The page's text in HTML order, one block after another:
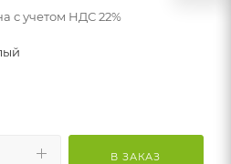
с учетом НДС 22%
В ЗАКАЗ